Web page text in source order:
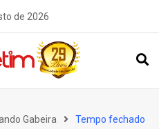
de 2026
Gabeira
Tempo fechado